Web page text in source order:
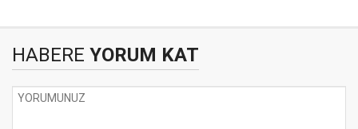
HABERE YORUM KAT